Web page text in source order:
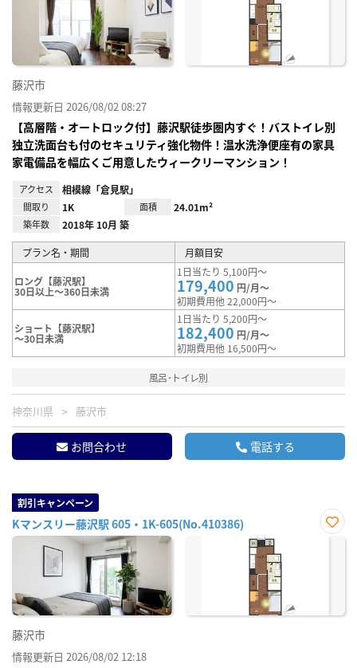
藤沢市
情報更新日 2026/08/02 08:27
【高層階・オートロック付】藤沢駅徒歩圏内すぐ！バストイレ別
独立洗面台も付のセキュリティ強化物件！温水洗浄便座有の家具
家電備品を幅広くご用意したウィークリーマンション！
アクセス 相模線「倉見駅」
間取り 1K 面積 24.01m²
築年数 2018年 10月 築
プラン名・期間 月額目安
ロング【藤沢駅】
30日以上～360日未満
1日当たり 5,100円～
179,400 円/月～
初期費用他 22,000円～
ショート【藤沢駅】
～30日未満
1日当たり 5,200円～
182,400 円/月～
初期費用他 16,500円～
風呂･トイレ別
神奈川県 藤沢市
お問合わせ 電話する
割引キャンペーン
Kマンスリー藤沢駅 605・1K-605(No.410386)
お気
藤沢市
情報更新日 2026/08/02 12:18